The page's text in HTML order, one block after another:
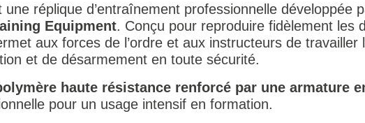
une réplique d’entraînement professionnelle développée
Equipment. Conçu pour reproduire fidèlement les
aux forces de l’ordre et aux instructeurs de travailler
et de désarmement en toute sécurité.
haute résistance renforcé par une armature
pour un usage intensif en formation.